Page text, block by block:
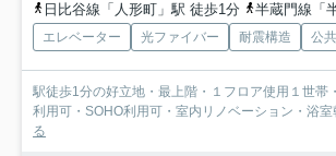
日比谷線「人形町」駅 徒歩1分
半蔵門線「
エレベーター 光ファイバー 耐震構造 公
駅徒歩1分の好立地・最上階・１フロア使用１世帯
利用可・SOHO利用可・室内リノベーション・浴室
る